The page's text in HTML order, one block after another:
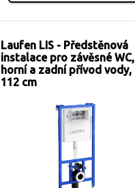
Laufen LIS - Předstěnová
instalace pro závěsné WC,
horní a zadní přívod vody,
112 cm